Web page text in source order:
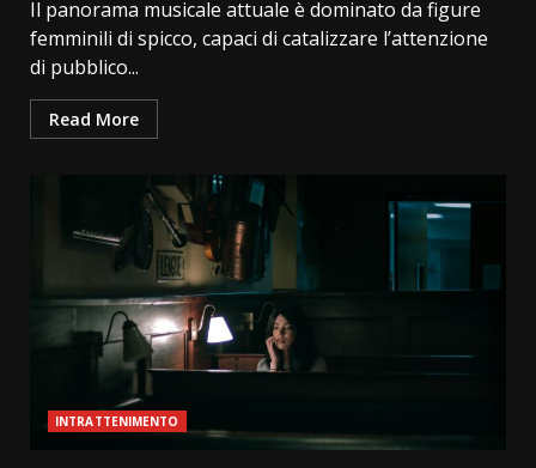
Il panorama musicale attuale è dominato da figure
femminili di spicco, capaci di catalizzare l’attenzione
di pubblico...
Read More
INTRATTENIMENTO